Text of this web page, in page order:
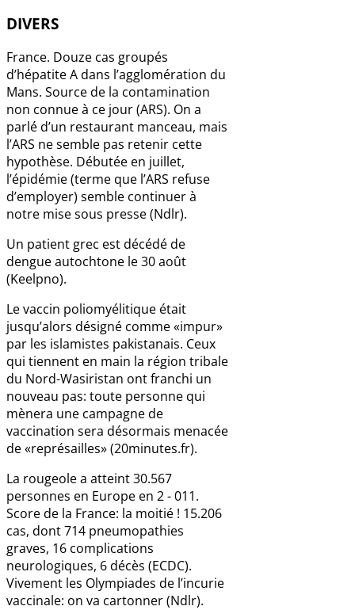
DIVERS
France. Douze cas groupés
d’hépatite A dans l’agglomération du
Mans. Source de la contamination
non connue à ce jour (ARS). On a
parlé d’un restaurant manceau, mais
l’ARS ne semble pas retenir cette
hypothèse. Débutée en juillet,
l’épidémie (terme que l’ARS refuse
d’employer) semble continuer à
notre mise sous presse (Ndlr).
Un patient grec est décédé de
dengue autochtone le 30 août
(Keelpno).
Le vaccin poliomyélitique était
jusqu’alors désigné comme «impur»
par les islamistes pakistanais. Ceux
qui tiennent en main la région tribale
du Nord-Wasiristan ont franchi un
nouveau pas: toute personne qui
mènera une campagne de
vaccination sera désormais menacée
de «représailles» (20minutes.fr).
La rougeole a atteint 30.567
personnes en Europe en 2 - 011.
Score de la France: la moitié ! 15.206
cas, dont 714 pneumopathies
graves, 16 complications
neurologiques, 6 décès (ECDC).
Vivement les Olympiades de l’incurie
vaccinale: on va cartonner (Ndlr).